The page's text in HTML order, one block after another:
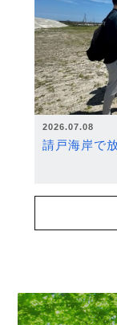
2026.07.08
請戸海岸で